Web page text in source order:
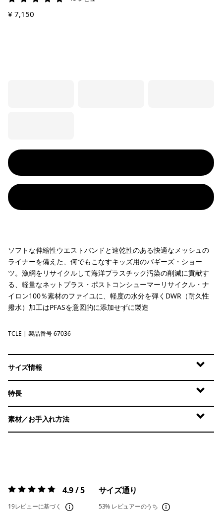
¥ 7,150
ソフトな伸縮性ウエストバンドと速乾性のある快適なメッシュの
ライナーを備えた、何でもこなすキッズ用のバギーズ・ショー
ツ。漁網をリサイクルして海洋プラスチック汚染の削減に貢献す
る、軽量なネットプラス・ポストコンシューマーリサイクル・ナ
イロン100％素材のファイユに、軽度の水分を弾くDWR（耐久性
撥水）加工はPFASを意図的に添加せずに製造
Tropiclimb: Hot Ember
TCLE | 製品番号 67036
サイズ情報
特長
素材／お手入れ方法
評価:4.9 / 5 4.9 / 5
19レビューに基づく
サイズ通り
53% レビュアーのうち